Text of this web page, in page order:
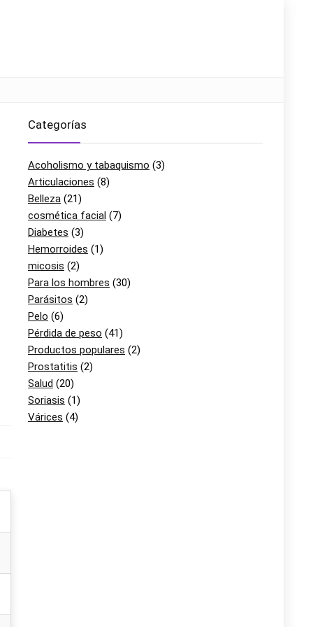
Categorías
Acoholismo y tabaquismo (3)
Articulaciones (8)
Belleza (21)
cosmética facial (7)
Diabetes (3)
Hemorroides (1)
micosis (2)
Para los hombres (30)
Parásitos (2)
Pelo (6)
Pérdida de peso (41)
Productos populares (2)
Prostatitis (2)
Salud (20)
Soriasis (1)
Várices (4)